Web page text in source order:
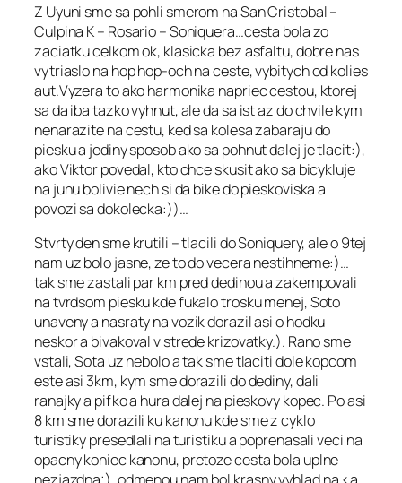
Z Uyuni sme sa pohli smerom na San Cristobal –
Culpina K – Rosario – Soniquera…cesta bola zo
zaciatku celkom ok, klasicka bez asfaltu, dobre nas
vytriaslo na hop hop-och na ceste, vybitych od kolies
aut.Vyzera to ako harmonika napriec cestou, ktorej
sa da iba tazko vyhnut, ale da sa ist az do chvile kym
nenarazite na cestu, ked sa kolesa zabaraju do
piesku a jediny sposob ako sa pohnut dalej je tlacit:),
ako Viktor povedal, kto chce skusit ako sa bicykluje
na juhu bolivie nech si da bike do pieskoviska a
povozi sa dokolecka:))…
Stvrty den sme krutili – tlacili do Soniquery, ale o 9tej
nam uz bolo jasne, ze to do vecera nestihneme:)…
tak sme zastali par km pred dedinou a zakempovali
na tvrdsom piesku kde fukalo trosku menej, Soto
unaveny a nasraty na vozik dorazil asi o hodku
neskor a bivakoval v strede krizovatky.). Rano sme
vstali, Sota uz nebolo a tak sme tlaciti dole kopcom
este asi 3km, kym sme dorazili do dediny, dali
ranajky a pifko a hura dalej na pieskovy kopec. Po asi
8 km sme dorazili ku kanonu kde sme z cyklo
turistiky presedlali na turistiku a poprenasali veci na
opacny koniec kanonu, pretoze cesta bola uplne